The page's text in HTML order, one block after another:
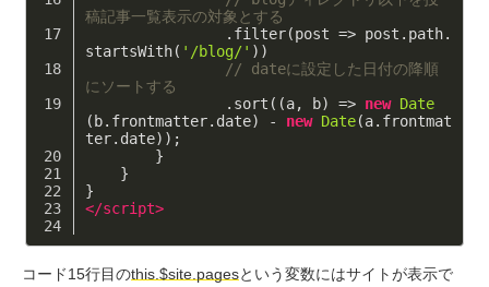
稿記事一覧表示の対象とする
                .filter(
post => post.path.
startsWith( '/blog/' ))
// dateに設定した日付の降順
にソートする
                .sort(
(a, b) => new Date
(b.frontmatter.date) - new Date(a.frontmat
ter.date));
        }
    }
}
</script>
コード15行目のthis.$site.pagesという変数にはサイトが表示で